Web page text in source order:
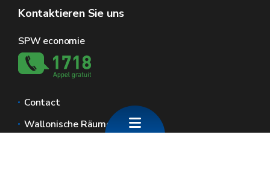
Kontaktieren Sie uns
SPW economie
Contact
Wallonische Räume